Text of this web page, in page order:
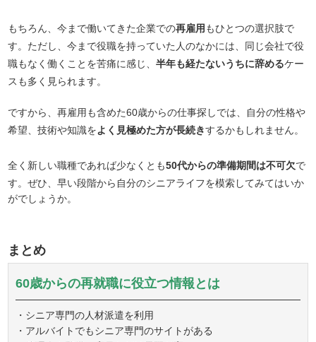
もちろん、今まで働いてきた企業での再雇用 もひとつの選択肢で
す。ただし、今まで役職を持っていた人のなかには、同じ会社で役
職もなく働くことを苦痛に感じ、半年も経たないうちに辞めるケー
スも多く見られます。
ですから、再雇用も含めた60歳からの仕事探しでは、自分の性格や
希望、技術や知識をよく見極めた方が長続きするかもしれません。
全く新しい職種であれば少なくとも50代からの準備期間は不可欠で
す。ぜひ、早い段階から自分のシニアライフを模索してみてはいか
がでしょうか。
まとめ
60歳からの再就職に役立つ情報とは
・シニア専門の人材派遣を利用
・アルバイトでもシニア専門のサイトがある